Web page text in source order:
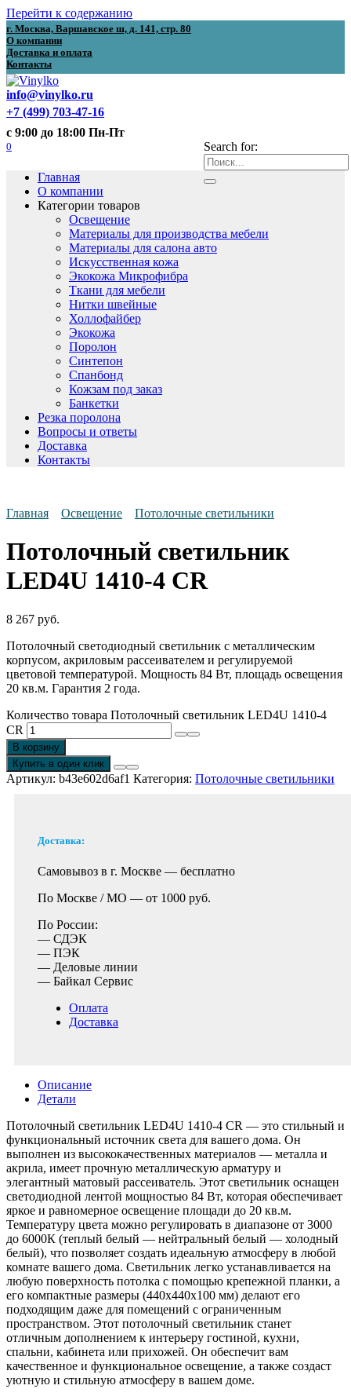
Перейти к содержанию
г. Москва, Варшавское ш, д. 141, стр. 80
О компании
Доставка и оплата
Контакты
info@vinylko.ru
+7 (499) 703-47-16
с 9:00 до 18:00 Пн-Пт
Search for:
0
Главная
О компании
Категории товаров
Освещение
Материалы для производства мебели
Материалы для салона авто
Искусственная кожа
Экокожа Микрофибра
Ткани для мебели
Нитки швейные
Холлофайбер
Экокожа
Поролон
Синтепон
Спанбонд
Кожзам под заказ
Банкетки
Резка поролона
Вопросы и ответы
Доставка
Контакты
Главная Освещение Потолочные светильники
Потолочный светильник
LED4U 1410-4 CR
8 267 руб.
Потолочный светодиодный светильник с металлическим
корпусом, акриловым рассеивателем и регулируемой
цветовой температурой. Мощность 84 Вт, площадь освещения
20 кв.м. Гарантия 2 года.
Количество товара Потолочный светильник LED4U 1410-4
CR
В корзину
Купить в один клик
Артикул: b43e602d6af1 Категория: Потолочные светильники
Доставка:
Самовывоз в г. Москве — бесплатно
По Москве / МО — от 1000 руб.
По России:
— СДЭК
— ПЭК
— Деловые линии
— Байкал Сервис
Оплата
Доставка
Описание
Детали
Потолочный светильник LED4U 1410-4 CR — это стильный и
функциональный источник света для вашего дома. Он
выполнен из высококачественных материалов — металла и
акрила, имеет прочную металлическую арматуру и
элегантный матовый рассеиватель. Этот светильник оснащен
светодиодной лентой мощностью 84 Вт, которая обеспечивает
яркое и равномерное освещение площади до 20 кв.м.
Температуру цвета можно регулировать в диапазоне от 3000
до 6000К (теплый белый — нейтральный белый — холодный
белый), что позволяет создать идеальную атмосферу в любой
комнате вашего дома. Светильник легко устанавливается на
любую поверхность потолка с помощью крепежной планки, а
его компактные размеры (440x440x100 мм) делают его
подходящим даже для помещений с ограниченным
пространством. Этот потолочный светильник станет
отличным дополнением к интерьеру гостиной, кухни,
спальни, кабинета или прихожей. Он обеспечит вам
качественное и функциональное освещение, а также создаст
уютную и стильную атмосферу в вашем доме.